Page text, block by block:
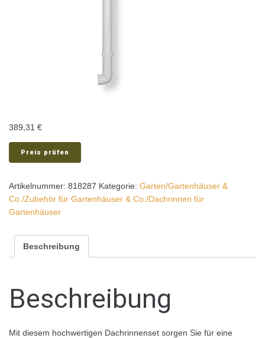
389,31 €
Preis prüfen
Artikelnummer: 818287 Kategorie: Garten/Gartenhäuser &
Co./Zubehör für Gartenhäuser & Co./Dachrinnen für
Gartenhäuser
Beschreibung
Beschreibung
Mit diesem hochwertigen Dachrinnenset sorgen Sie für eine